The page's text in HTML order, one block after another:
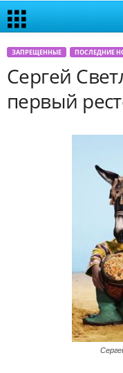
ЗАПРЕЩЕННЫЕ ПОСЛЕДНИЕ
Сергей
первый